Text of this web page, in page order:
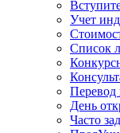
Учет
Список
День
Часто